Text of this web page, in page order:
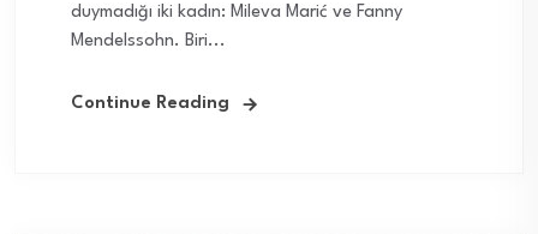
duymadığı iki kadın: Mileva Marić ve Fanny
Mendelssohn. Biri...
Continue Reading